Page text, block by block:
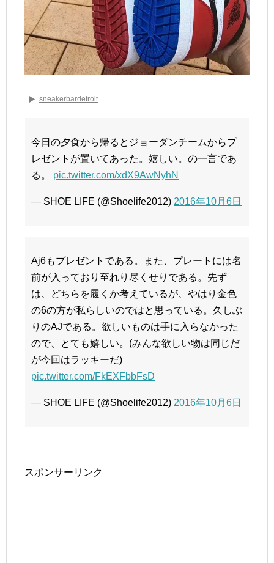
sneakerbardetroit
今日の夕食から帰るとジョーダンチームからプ
レゼントが置いてあった。嬉しい。の一言であ
る。 pic.twitter.com/xdX9AwNyhN
— SHOE LIFE (@Shoelife2012) 2016年10月6日
Aj6もプレゼントである。また、プレートには名
前が入っており至れり尽くせりである。先ず
は、どちらを履くか考えているが、やはり金色
の6の方が私らしいのではと思っている。久しぶ
りのAJである。欲しいものは手に入らなかった
ので、とても嬉しい。(みんな欲しい物は同じだ
が今回はラッキーだ)
pic.twitter.com/FkEXFbbFsD
— SHOE LIFE (@Shoelife2012) 2016年10月6日
スポンサーリンク